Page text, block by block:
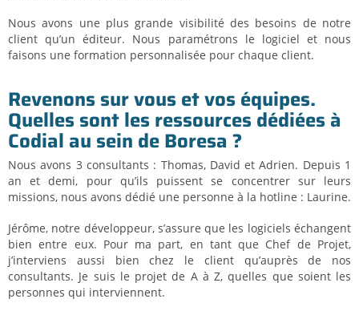
Nous avons une plus grande visibilité des besoins de notre
client qu’un éditeur. Nous paramétrons le logiciel et nous
faisons une formation personnalisée pour chaque client.
Revenons sur vous et vos équipes.
Quelles sont les ressources dédiées à
Codial au sein de Boresa ?
Nous avons 3 consultants : Thomas, David et Adrien. Depuis 1
an et demi, pour qu’ils puissent se concentrer sur leurs
missions, nous avons dédié une personne à la hotline : Laurine.
Jérôme, notre développeur, s’assure que les logiciels échangent
bien entre eux. Pour ma part, en tant que Chef de Projet,
j’interviens aussi bien chez le client qu’auprès de nos
consultants. Je suis le projet de A à Z, quelles que soient les
personnes qui interviennent.